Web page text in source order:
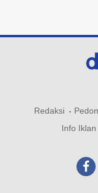
Redaksi
Info Iklan